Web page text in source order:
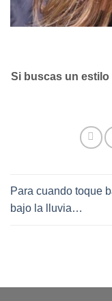
Si buscas un
Para cuando toque
bajo la lluvia…